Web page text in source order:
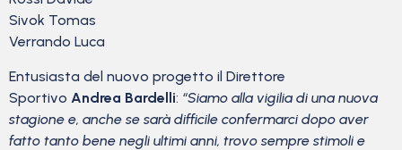
Sivok Tomas
Verrando Luca
Entusiasta del nuovo progetto il Direttore
Sportivo Andrea Bardelli: “Siamo alla vigilia di una nuova
stagione e, anche se sarà difficile confermarci dopo aver
fatto tanto bene negli ultimi anni, trovo sempre stimoli e